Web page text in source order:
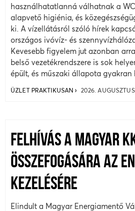
használhatatlanná válhatnak a
alapvető higiénia, és
ki. A vízellátásról szóló hírek
országos ivóvíz- és
Kevesebb figyelem jut azonban
belső vezetékrendszere is sok
épült, és műszaki állapota gyakran
ÜZLET PRAKTIKUSAN 2026.
FELHÍVÁS A MAGYAR
ÖSSZEFOGÁSÁRA AZ
KEZELÉSÉRE
Elindult a Magyar Energiamentő